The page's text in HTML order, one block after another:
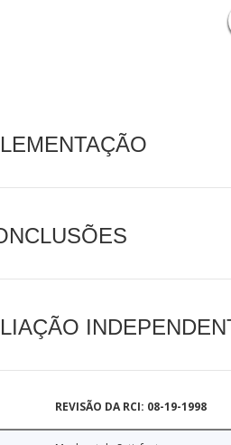
REVISÃO DA RCI: 08-19-1998